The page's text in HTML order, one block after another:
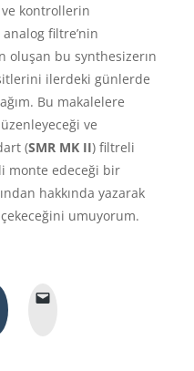
kontrollerin
filtre’nin
bu synthesizerın
ilerdeki günlerde
Bu makalelere
ve
(SMR MK II) filtreli
monte edeceği bir
hakkında yazarak
umuyorum.